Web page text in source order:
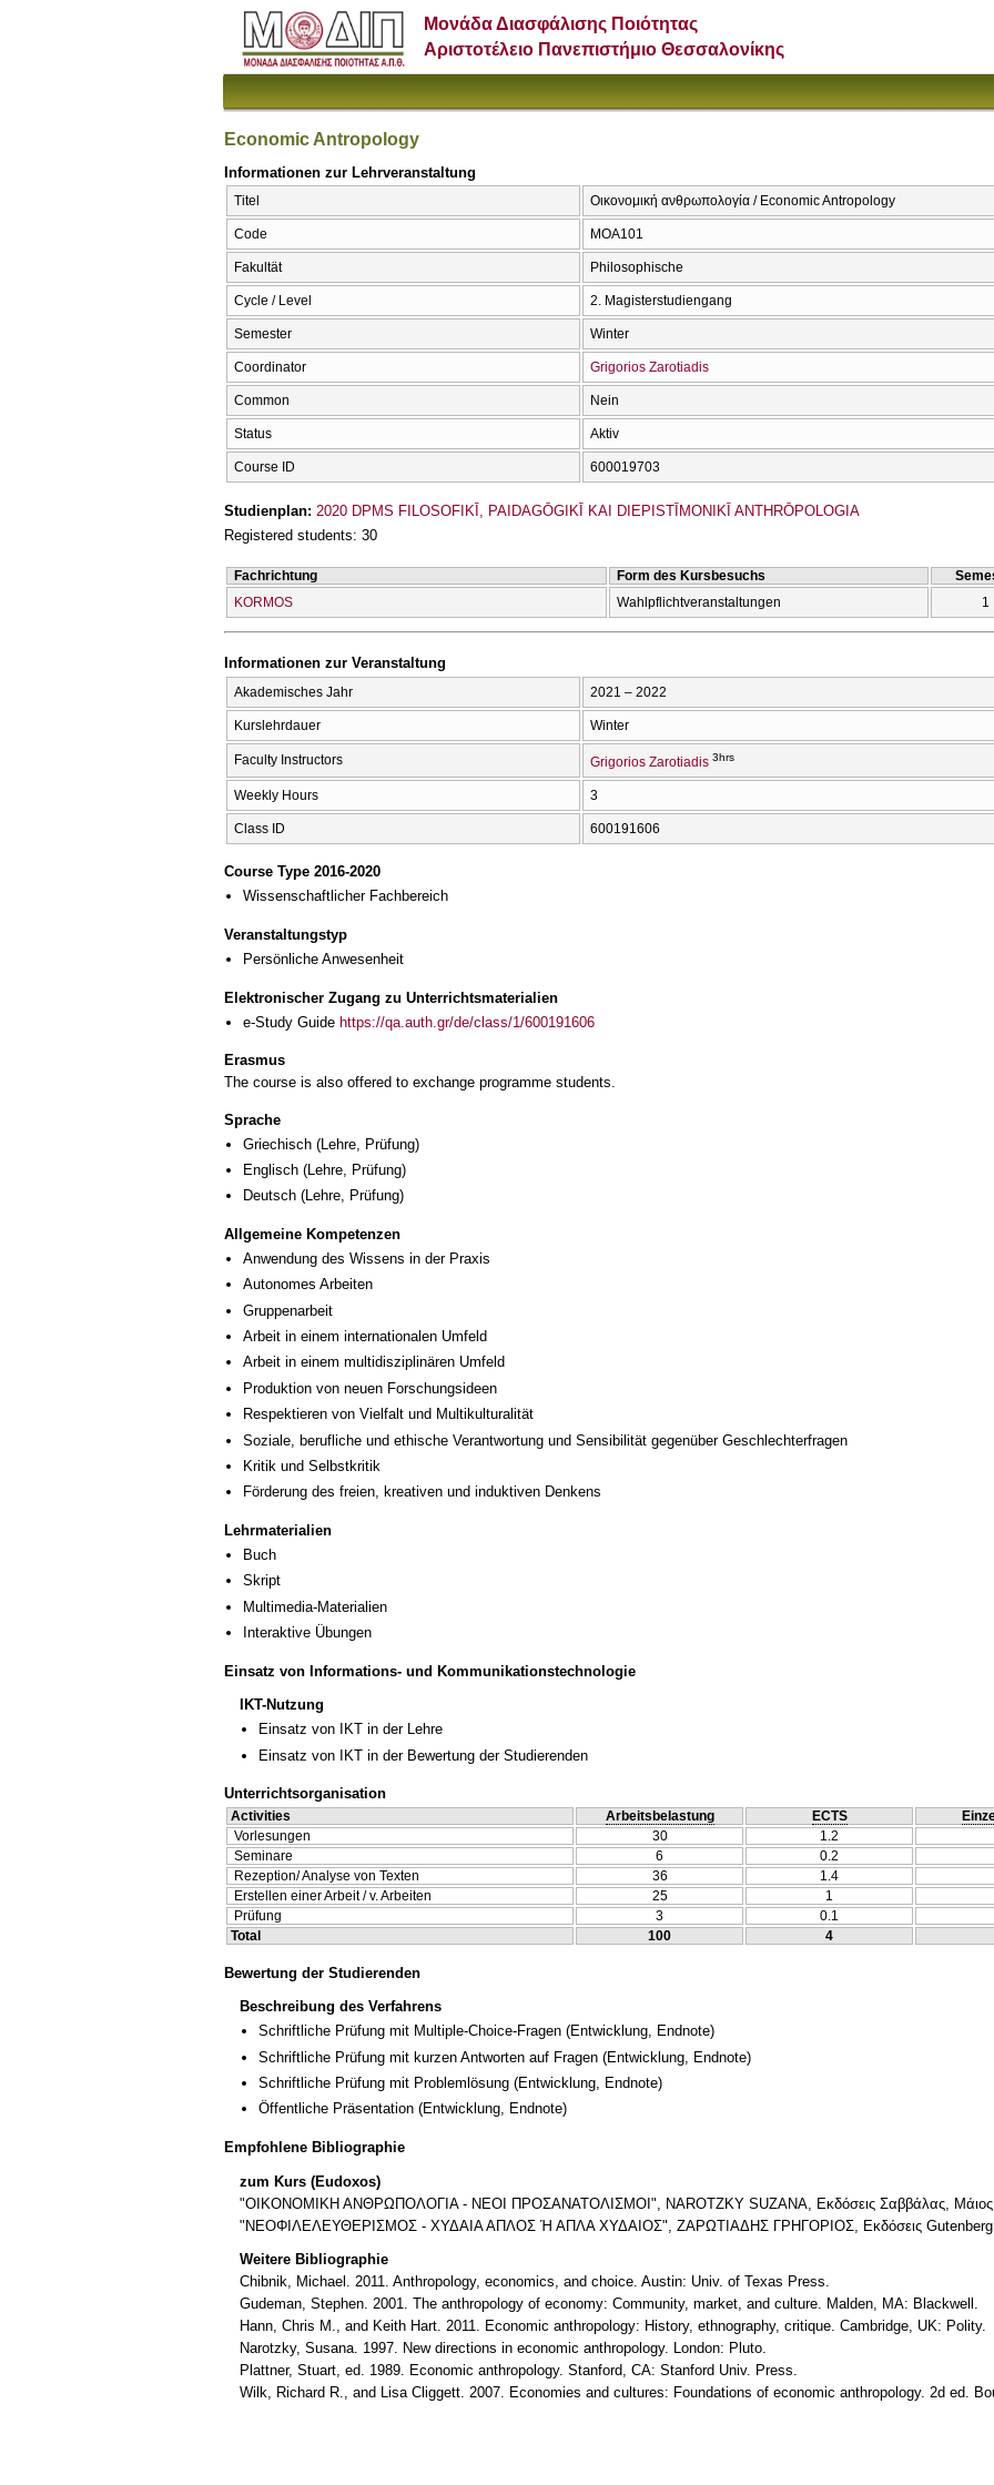
Μονάδα Διασφάλισης Ποιότητας
Αριστοτέλειο Πανεπιστήμιο Θεσσαλονίκης
Economic Antropology
Informationen zur Lehrveranstaltung
Titel Οικονομική ανθρωπολογία / Economic Antropology
Code ΜΟΑ101
Fakultät Philosophische
Cycle / Level 2. Magisterstudiengang
Semester Winter
Coordinator Grigorios Zarotiadis
Common Nein
Status Aktiv
Course ID 600019703
Studienplan: 2020 DPMS FILOSOFIKĪ, PAIDAGŌGIKĪ KAI DIEPISTĪMONIKĪ ANTHRŌPOLOGIA
Registered students: 30
Fachrichtung Form des Kursbesuchs
KORMOS
Wahlpflichtveranstaltungen 1
Informationen zur Veranstaltung
Akademisches Jahr 2021 – 2022
Kurslehrdauer Winter
Faculty Instructors Grigorios Zarotiadis 3hrs
Weekly Hours 3
Class ID 600191606
Course Type 2016-2020
Wissenschaftlicher Fachbereich
Veranstaltungstyp
Persönliche Anwesenheit
Elektronischer Zugang zu Unterrichtsmaterialien
e-Study Guide https://qa.auth.gr/de/class/1/600191606
Erasmus
The course is also offered to exchange programme students.
Sprache
Griechisch (Lehre, Prüfung)
Englisch (Lehre, Prüfung)
Deutsch (Lehre, Prüfung)
Allgemeine Kompetenzen
Anwendung des Wissens in der Praxis
Autonomes Arbeiten
Gruppenarbeit
Arbeit in einem internationalen Umfeld
Arbeit in einem multidisziplinären Umfeld
Produktion von neuen Forschungsideen
Respektieren von Vielfalt und Multikulturalität
Soziale, berufliche und ethische Verantwortung und Sensibilität gegenüber Geschlechterfragen
Kritik und Selbstkritik
Förderung des freien, kreativen und induktiven Denkens
Lehrmaterialien
Buch
Skript
Multimedia-Materialien
Interaktive Übungen
Einsatz von Informations- und Kommunikationstechnologie
IKT-Nutzung
Einsatz von IKT in der Lehre
Einsatz von IKT in der Bewertung der Studierenden
Unterrichtsorganisation
Activities Arbeitsbelastung ECTS
Vorlesungen
30 1.2
Seminare
6 0.2
Rezeption/ Analyse von Texten
36 1.4
Erstellen einer Arbeit / v. Arbeiten
25 1
Prüfung
3
0.1
Total
100 4
Bewertung der Studierenden
Beschreibung des Verfahrens
Schriftliche Prüfung mit Multiple-Choice-Fragen (Entwicklung, Endnote)
Schriftliche Prüfung mit kurzen Antworten auf Fragen (Entwicklung, Endnote)
Schriftliche Prüfung mit Problemlösung (Entwicklung, Endnote)
Öffentliche Präsentation (Entwicklung, Endnote)
Empfohlene Bibliographie
zum Kurs (Eudoxos)
"ΟΙΚΟΝΟΜΙΚΗ ΑΝΘΡΩΠΟΛΟΓΙΑ - ΝΕΟΙ ΠΡΟΣΑΝΑΤΟΛΙΣΜΟΙ", NAROTZKY SUZANA, Εκδόσεις Σαββάλας, Μάιος
"ΝΕΟΦΙΛΕΛΕΥΘΕΡΙΣΜΟΣ - ΧΥΔΑΙΑ ΑΠΛΟΣ Ή ΑΠΛΑ ΧΥΔΑΙΟΣ", ΖΑΡΩΤΙΑΔΗΣ ΓΡΗΓΟΡΙΟΣ, Εκδόσεις Gutenberg,
Weitere Bibliographie
Chibnik, Michael. 2011. Anthropology, economics, and choice. Austin: Univ. of Texas Press.
Gudeman, Stephen. 2001. The anthropology of economy: Community, market, and culture. Malden, MA: Blackwell.
Hann, Chris M., and Keith Hart. 2011. Economic anthropology: History, ethnography, critique. Cambridge, UK: Polity.
Narotzky, Susana. 1997. New directions in economic anthropology. London: Pluto.
Plattner, Stuart, ed. 1989. Economic anthropology. Stanford, CA: Stanford Univ. Press.
Wilk, Richard R., and Lisa Cliggett. 2007. Economies and cultures: Foundations of economic anthropology. 2d ed.